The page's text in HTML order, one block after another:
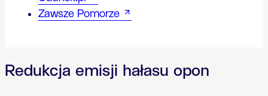
Zawsze Pomorze
Redukcja emisji hałasu opon